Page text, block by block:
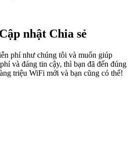
nhật Chia sẻ
phí như chúng tôi và muốn giúp
và đáng tin cậy, thì bạn đã đến đúng
triệu WiFi mới và bạn cũng có thể!